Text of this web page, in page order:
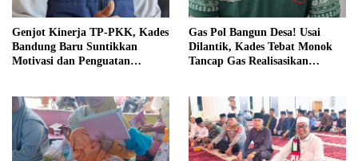
Genjot Kinerja TP-PKK, Kades
Bandung Baru Suntikkan
Motivasi dan Penguatan
Gas Pol Bangun Desa! Usai
Dilantik, Kades Tebat Monok
Tancap Gas Realisasikan